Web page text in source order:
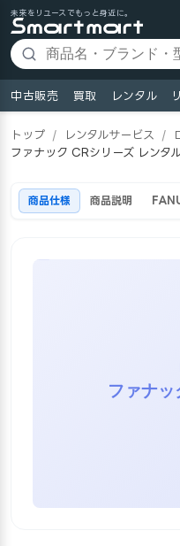
未来をリユースでもっと身近に。
中古販売 買取 レンタル
トップ / レンタルサービス /
ファナック CRシリーズ レンタ
商品仕様 商品説明